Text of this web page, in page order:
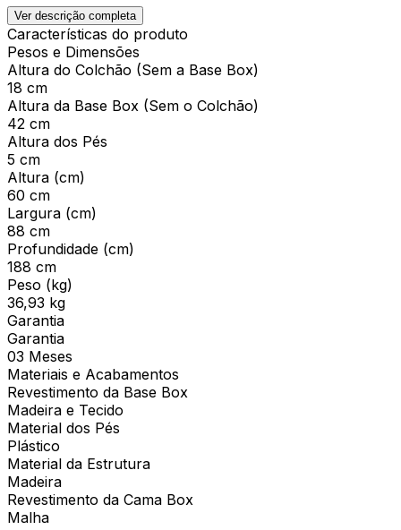
Ver descrição completa
Características do produto
Pesos e Dimensões
Altura do Colchão (Sem a Base Box)
18 cm
Altura da Base Box (Sem o Colchão)
42 cm
Altura dos Pés
5 cm
Altura (cm)
60 cm
Largura (cm)
88 cm
Profundidade (cm)
188 cm
Peso (kg)
36,93 kg
Garantia
Garantia
03 Meses
Materiais e Acabamentos
Revestimento da Base Box
Madeira e Tecido
Material dos Pés
Plástico
Material da Estrutura
Madeira
Revestimento da Cama Box
Malha